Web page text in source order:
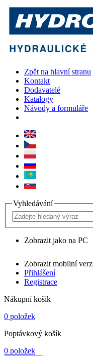
Zpět na hlavní stranu
Kontakt
Dodavatelé
Katalogy
Návody a formuláře
Vyhledávání
Zobrazit jako na PC
Zobrazit mobilní
Přihlášení
Registrace
Nákupní košík
0 položek
Poptávkový košík
0 položek